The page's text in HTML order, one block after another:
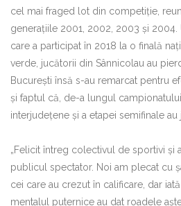
cel mai fraged lot din competiție,
generațiile 2001, 2002, 2003 și 2004.
care a participat în 2018 la o finală
verde, jucătorii din Sânnicolau au
București însă s-au remarcat pentru
și faptul că, de-a lungul
interjudețene și a etapei semifinale au
„Felicit întreg colectivul de sportivi și
publicul spectator. Noi am plecat cu
cei care au crezut în calificare, dar
mentalul puternice au dat roadele